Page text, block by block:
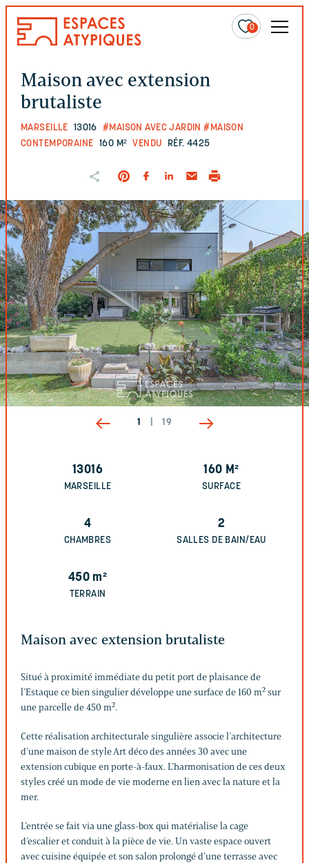
0
Maison avec extension
brutaliste
MARSEILLE 13016 #MAISON AVEC JARDIN #MAISON
CONTEMPORAINE 160 M² VENDU RÉF. 4425
1 19
13016
MARSEILLE
160 M²
SURFACE
4
CHAMBRES
2
SALLES DE BAIN/EAU
450 m²
TERRAIN
Maison avec extension brutaliste
Situé à proximité immédiate du petit port de plaisance de
l’Estaque ce bien singulier développe une surface de 160 m² sur
une parcelle de 450 m².
Cette réalisation architecturale singulière associe l’architecture
d’une maison de style Art déco des années 30 avec une
extension cubique en porte-à-faux. L’harmonisation de ces deux
styles créé un mode de vie moderne en lien avec la nature et la
mer.
L’entrée se fait via une glass-box qui matérialise la cage
d’escalier et conduit à la pièce de vie. Un vaste espace ouvert
avec cuisine équipée et son salon prolongé d’une terrasse avec